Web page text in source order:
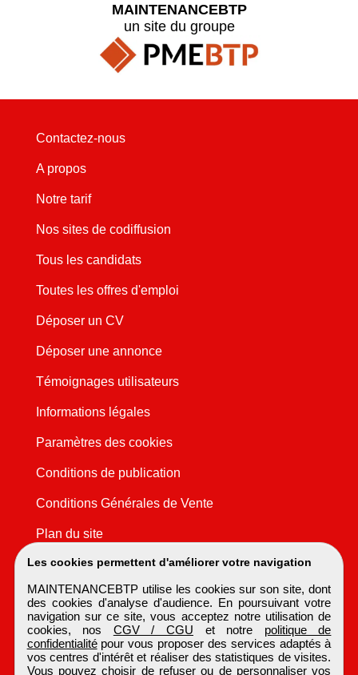
Les cookies permettent d'améliorer votre navigation
MAINTENANCEBTP utilise les cookies sur son site, dont
des cookies d'analyse d'audience. En poursuivant votre
navigation sur ce site, vous acceptez notre utilisation de
cookies, nos CGV / CGU et notre politique de
confidentialitépour vous proposer des services adaptés à
vos centres d'intérêt et réaliser des statistiques de visites.
Vous pouvez choisir de refuser ou de personnaliser vos
MAINTENANCEBTP
un site du groupe
Contactez-nous
A propos
Notre tarif
Nos sites de codiffusion
Tous les candidats
Toutes les offres d'emploi
Déposer un CV
Déposer une annonce
Témoignages utilisateurs
Informations légales
Paramètres des cookies
Conditions de publication
Conditions Générales de Vente
Plan du site